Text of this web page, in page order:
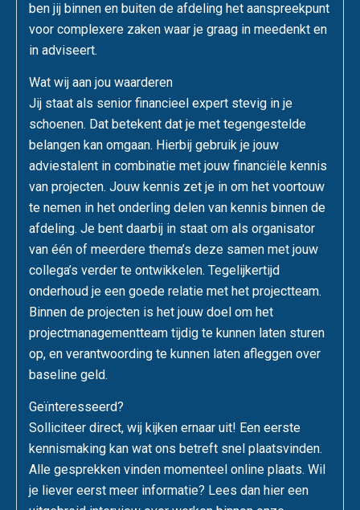
ben jij binnen en buiten de afdeling het aanspreekpunt
voor complexere zaken waar je graag in meedenkt en
in adviseert.
Wat wij aan jou waarderen
Jij staat als senior financieel expert stevig in je
schoenen. Dat betekent dat je met tegengestelde
belangen kan omgaan. Hierbij gebruik je jouw
adviestalent in combinatie met jouw financiële kennis
van projecten. Jouw kennis zet je in om het voortouw
te nemen in het onderling delen van kennis binnen de
afdeling. Je bent daarbij in staat om als organisator
van één of meerdere thema’s deze samen met jouw
collega’s verder te ontwikkelen. Tegelijkertijd
onderhoud je een goede relatie met het projectteam.
Binnen de projecten is het jouw doel om het
projectmanagementteam tijdig te kunnen laten sturen
op, en verantwoording te kunnen laten afleggen over
baseline geld.
Geïnteresseerd?
Solliciteer direct, wij kijken ernaar uit! Een eerste
kennismaking kan wat ons betreft snel plaatsvinden.
Alle gesprekken vinden momenteel online plaats. Wil
je liever eerst meer informatie? Lees dan hier een